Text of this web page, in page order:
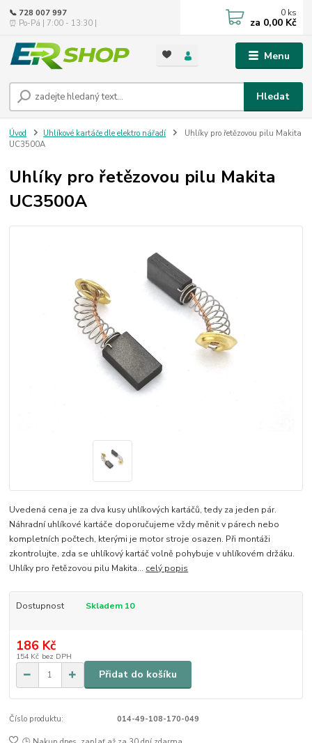
Menu
Hledat
📞 728 007 997
⏰ Po-Pá | 7:00 - 13:30 |
0 ks
za 0,00 Kč
Úvod Uhlíkové kartáče dle elektro nářadí
Uhlíky pro řetězovou pilu Makita
UC3500A
Uhlíky pro řetězovou pilu Makita
UC3500A
Uvedená cena je za dva kusy uhlíkových kartáčů, tedy za jeden pár.
Náhradní uhlíkové kartáče doporučujeme vždy měnit v párech nebo
kompletních počtech, kterými je motor stroje osazen. Při montáži
zkontrolujte, zda se uhlíkový kartáč volně pohybuje v uhlíkovém držáku.
Uhlíky pro řetězovou pilu Makita... celý popis
Dostupnost Skladem 10
186 Kč
154 Kč bez DPH
Přidat do košíku
Číslo produktu: 014-49-108-170-049